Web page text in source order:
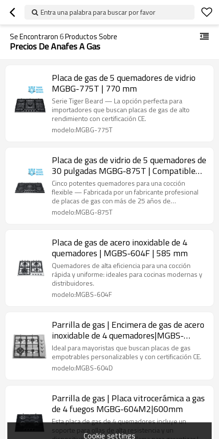
Entra una palabra para buscar por favor
Se Encontraron6Productos Sobre
Precios De Anafes A Gas
Placa de gas de 5 quemadores de vidrio
MGBG-775T | 770 mm
Serie Tiger Beard — La opción perfecta para
importadores que buscan placas de gas de alto
rendimiento con certificación CE.
modelo:MGBG-775T
Placa de gas de vidrio de 5 quemadores de
30 pulgadas MGBG-875T | Compatible
con OEM y ODM
Cinco potentes quemadores para una cocción
flexible — Fabricada por un fabricante profesional
de placas de gas con más de 25 años de
experiencia.
modelo:MGBG-875T
Placa de gas de acero inoxidable de 4
quemadores | MGBS-604F | 585 mm
Quemadores de alta eficiencia para una cocción
rápida y uniforme: ideales para cocinas modernas y
distribuidores.
modelo:MGBS-604F
Parrilla de gas | Encimera de gas de acero
inoxidable de 4 quemadores|MGBS-
604D|590mm
Ideal para mayoristas que buscan placas de gas
empotrables personalizables y con certificación CE.
modelo:MGBS-604D
Parrilla de gas | Placa vitrocerámica a gas
de 4 fuegos MGBG-604M2|600mm
Esta placa de gas de 4 quemadores incluye un
soporte para ollas de alta resistencia y un
Cookie settings